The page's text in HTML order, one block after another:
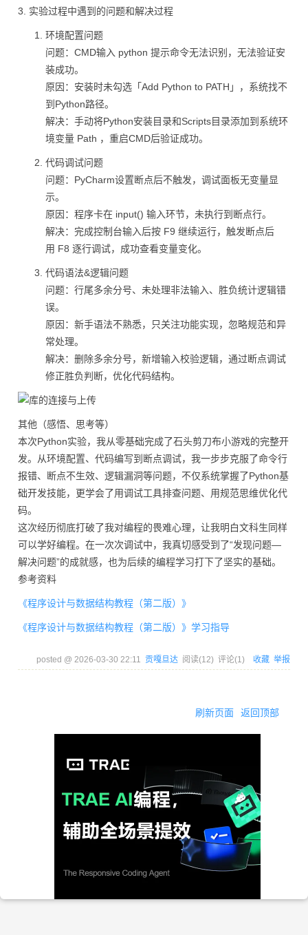
3. 实验过程中遇到的问题和解决过程
环境配置问题
问题：CMD输入 python 提示命令无法识别，无法验证安
装成功。
原因：安装时未勾选「Add Python to PATH」，系统找不
到Python路径。
解决：手动将Python安装目录和Scripts目录添加到系统环
境变量 Path ，重启CMD后验证成功。
代码调试问题
问题：PyCharm设置断点后不触发，调试面板无变量显
示。
原因：程序卡在 input() 输入环节，未执行到断点行。
解决：完成控制台输入后按 F9 继续运行，触发断点后
用 F8 逐行调试，成功查看变量变化。
代码语法&逻辑问题
问题：行尾多余分号、未处理非法输入、胜负统计逻辑错
误。
原因：新手语法不熟悉，只关注功能实现，忽略规范和异
常处理。
解决：删除多余分号，新增输入校验逻辑，通过断点调试
修正胜负判断，优化代码结构。
其他（感悟、思考等）
本次Python实验，我从零基础完成了石头剪刀布小游戏的完整开
发。从环境配置、代码编写到断点调试，我一步步克服了命令行
报错、断点不生效、逻辑漏洞等问题，不仅系统掌握了Python基
础开发技能，更学会了用调试工具排查问题、用规范思维优化代
码。
这次经历彻底打破了我对编程的畏难心理，让我明白文科生同样
可以学好编程。在一次次调试中，我真切感受到了“发现问题—
解决问题”的成就感，也为后续的编程学习打下了坚实的基础。
参考资料
《程序设计与数据结构教程（第二版）》
《程序设计与数据结构教程（第二版）》学习指导
posted @ 2026-03-30 22:11 贡嘎旦达 阅读(12) 评论(1) 收藏 举报
刷新页面 返回顶部